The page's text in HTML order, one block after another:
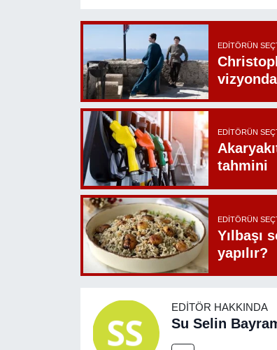
EDITÖRÜN
EDITÖRÜN
tahmini
EDITÖRÜN
Yılbaşı
yapılır?
EDITÖR HAKKINDA
Su Selin